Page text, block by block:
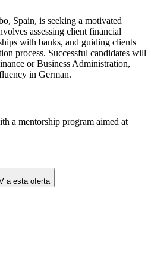
Spain, is seeking a motivated
assessing client financial
with banks, and guiding clients
process. Successful candidates will
or Business Administration,
in German.
a mentorship program aimed at
a esta oferta